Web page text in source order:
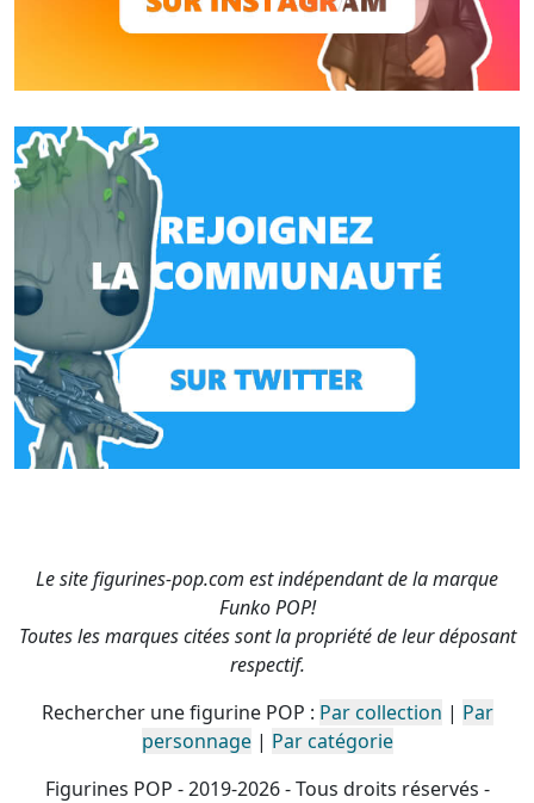
Le site figurines-pop.com est indépendant de la marque
Funko POP!
Toutes les marques citées sont la propriété de leur déposant
respectif.
Rechercher une figurine POP : Par collection | Par
personnage| Par catégorie
Figurines POP - 2019-2026 - Tous droits réservés -